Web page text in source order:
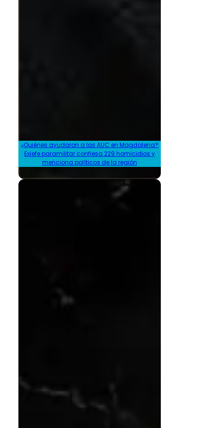
¿Quiénes ayudaron a las AUC en Magdalena?
Exjefe paramilitar confiesa 229 homicidios y
menciona políticos de la región